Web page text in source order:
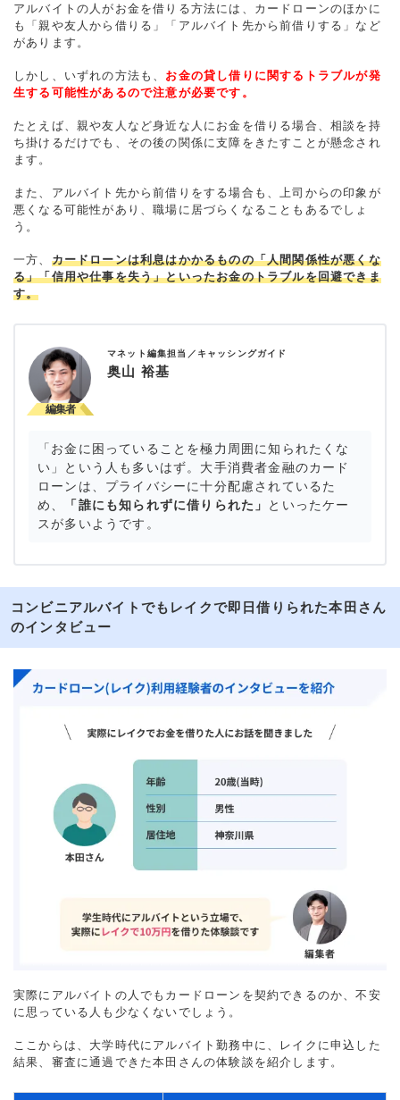
アルバイトの人がお金を借りる方法には、カードローンのほかに
も「親や友人から借りる」「アルバイト先から前借りする」など
があります。
しかし、いずれの方法も、 お金の貸し借りに関するトラブルが発
生する可能性があるので注意が必要です。
たとえば、親や友人など身近な人にお金を借りる場合、相談を持
ち掛けるだけでも、その後の関係に支障をきたすことが懸念され
ます。
また、アルバイト先から前借りをする場合も、上司からの印象が
悪くなる可能性があり、職場に居づらくなることもあるでしょ
う。
一方、 カードローンは利息はかかるものの「人間関係性が悪くな
る」「信用や仕事を失う」といったお金のトラブルを回避できま
す。
マネット編集担当／キャッシングガイド
奥山 裕基
「お金に困っていることを極力周囲に知られたくな
い」という人も多いはず。大手消費者金融のカード
ローンは、プライバシーに十分配慮されているた
め、
「誰にも知られずに借りられた」 といったケー
スが多いようです。
コンビニアルバイトでもレイクで即日借りられた本田さん
のインタビュー
実際にアルバイトの人でもカードローンを契約できるのか、不安
に思っている人も少なくないでしょう。
ここからは、大学時代にアルバイト勤務中に、レイクに申込した
結果、審査に通過できた本田さんの体験談を紹介します。